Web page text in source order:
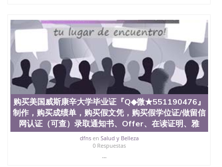
551190476 圣何塞州立大学毕业证（San Jose State
University）圣何塞州立大学毕业证（San Jose State
University）圣何塞州立大学毕业证（San Jose State
University）圣何塞州立大学成绩单（San Jose State
University）圣何塞州立大学成绩单（ San Jose State
University）圣何塞州立大学成绩单（San Jose State
University）成绩单圣何塞州立大学文凭（San Jose
State University）圣何塞州立大学（San Jose State
University）圣何塞州立大学（San Jose State
University）圣何塞州立大学（ San Jose State
University）圣何塞州立大学（San Jose State
University）圣何塞州立大学文凭（San Jose State
University）圣何塞州立大学文凭（San Jose State
University）文凭圣何塞州立大学文凭（San Jose
State University）圣何塞州立大学学历（ San Jose
购买美国威斯康辛大学毕业证『Q◆微★551190476』
制作，购买成绩单，购买假文凭，购买假学位证/做留信
网认证（可查）录取通知书、Offer、在读证明、雅
dfnsen Salud y Belleza
0 Respuestas
...